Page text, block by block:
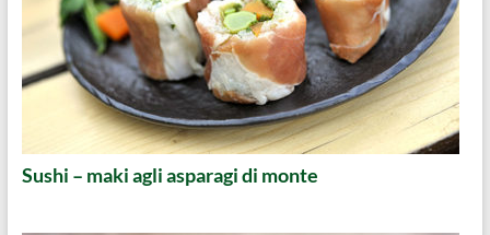
Sushi – maki agli asparagi di monte